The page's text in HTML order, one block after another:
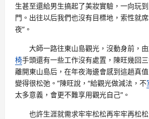
生甚至還給男生搞起了美妝實驗，一向玩
門。出往以后我們也沒有目標地，索性就
夜”。
大師一路往東山島觀光，沒動身前，
椅手頭還有一些工作沒有處置，陳旺幾回
離開東山島后，在年夜海邊會感到這趟真
變得很松弛。”陳旺說，“給觀光做減法，不
太多意義，會更不難享用觀光自己”。
也許生涯就需求牢牢松松再牢牢再松